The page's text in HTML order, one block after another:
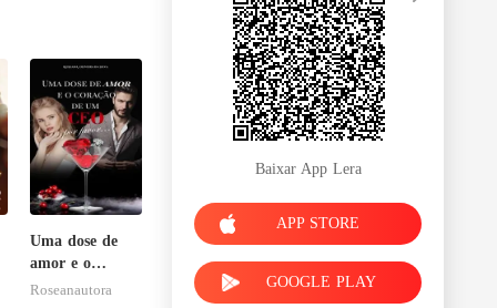
Uma dose de
amor e o
coração de um
Roseanautora
Baixar App Lera
APP STORE
GOOGLE PLAY